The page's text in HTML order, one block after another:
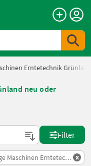
Erntetechnik
neu oder
Filter
Maschinen Erntetechnik
x